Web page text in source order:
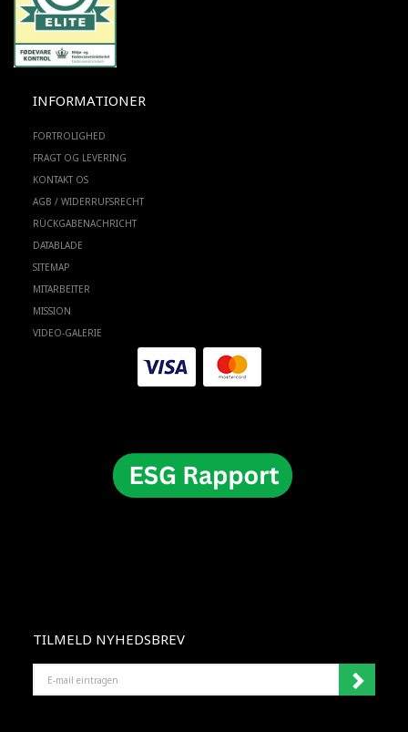
INFORMATIONER
FORTROLIGHED
FRAGT OG LEVERING
KONTAKT OS
AGB / WIDERRUFSRECHT
RÜCKGABENACHRICHT
DATABLADE
SITEMAP
MITARBEITER
MISSION
VIDEO-GALERIE
TILMELD NYHEDSBREV
MAIL
EINTRAGEN